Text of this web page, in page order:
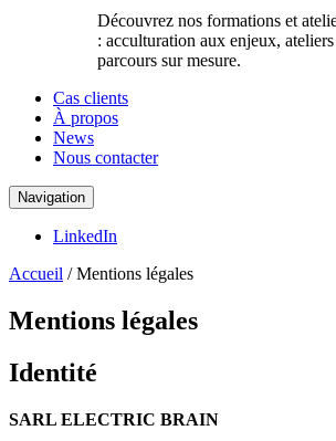
Découvrez nos formations et
: acculturation aux enjeux,
parcours sur mesure.
Cas clients
À propos
News
Nous contacter
Navigation
LinkedIn
Accueil /Mentions légales
Mentions légales
Identité
SARL ELECTRIC BRAIN